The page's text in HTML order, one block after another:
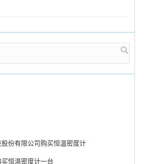
份有限公司购买恒温密度计
恒温密度计一台